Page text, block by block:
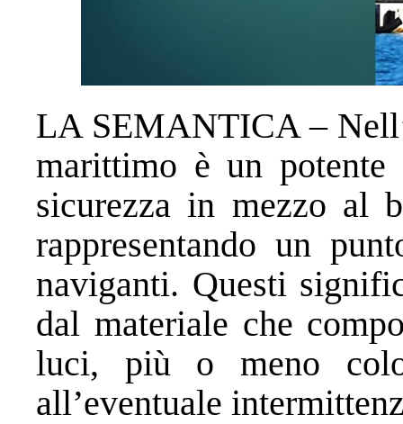
LA SEMANTICA –
marittimo è un potente
sicurezza in mezzo al
rappresentando un
naviganti. Questi
dal materiale che
luci, più o meno
all’eventuale